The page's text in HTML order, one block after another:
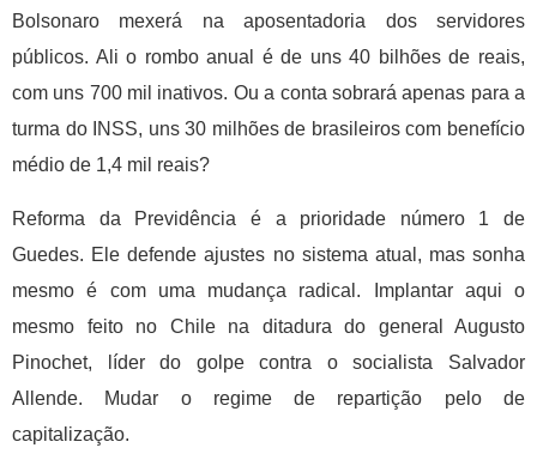
Bolsonaro mexerá na aposentadoria dos servidores
públicos. Ali o rombo anual é de uns 40 bilhões de reais,
com uns 700 mil inativos. Ou a conta sobrará apenas para a
turma do INSS, uns 30 milhões de brasileiros com benefício
médio de 1,4 mil reais?
Reforma da Previdência é a prioridade número 1 de
Guedes. Ele defende ajustes no sistema atual, mas sonha
mesmo é com uma mudança radical. Implantar aqui o
mesmo feito no Chile na ditadura do general Augusto
Pinochet, líder do golpe contra o socialista Salvador
Allende. Mudar o regime de repartição pelo de
capitalização.